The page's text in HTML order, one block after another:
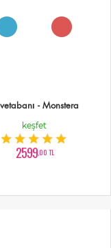
- Monstera
keşfet
2599,00 TL